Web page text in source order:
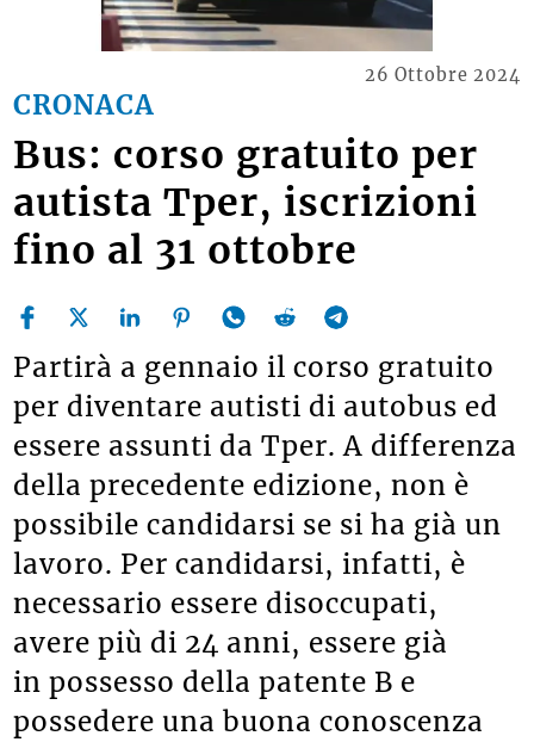
CRONACA
26 Ottobre 2024
Bus: corso gratuito per
autista Tper, iscrizioni
fino al 31 ottobre
Partirà a gennaio il corso gratuito
per diventare autisti di autobus ed
essere assunti da Tper. A differenza
della precedente edizione, non è
possibile candidarsi se si ha già un
lavoro. Per candidarsi, infatti, è
necessario essere disoccupati,
avere più di 24 anni, essere già
in possesso della patente B e
possedere una buona conoscenza